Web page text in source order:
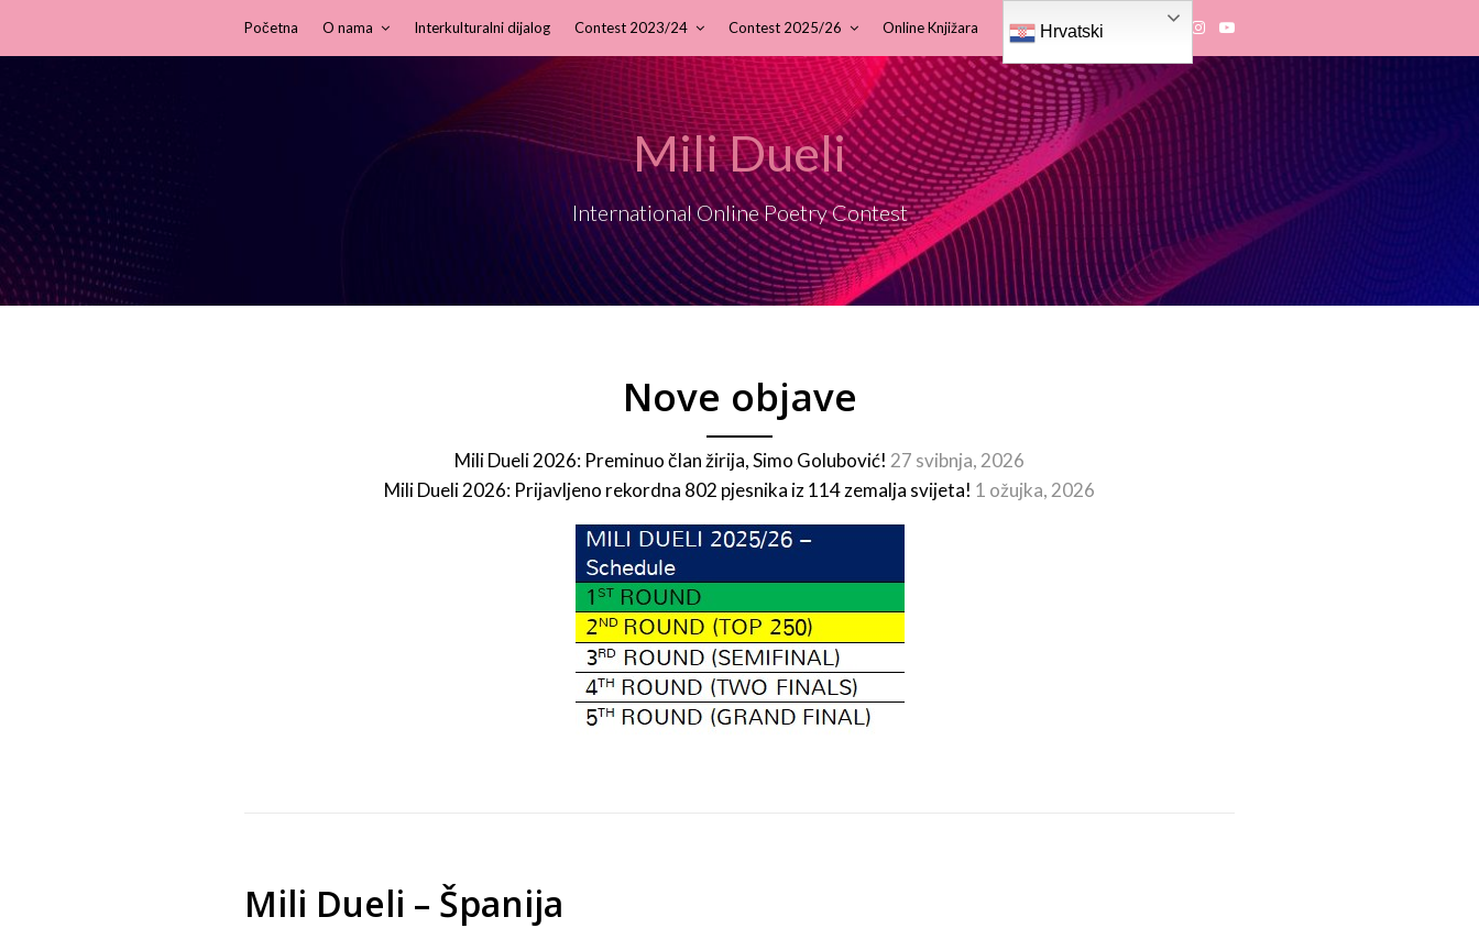
Početna O nama Interkulturalni dijalog Contest 2023/24 Contest 2025/26 Online Knjižara Hrvatski
Mili Dueli
International Online Poetry Contest
Nove objave
Mili Dueli 2026: Preminuo član žirija, Simo Golubović! 27 svibnja, 2026
Mili Dueli 2026: Prijavljeno rekordna 802 pjesnika iz 114 zemalja svijeta! 1 ožujka, 2026
Mili Dueli – Španija